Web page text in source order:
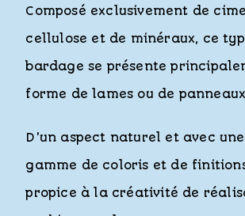
Composé exclusivement de
cellulose et de minéraux, ce
bardage se présente
forme de lames ou de
D’un aspect naturel et avec
gamme de coloris et de
propice à la créativité de